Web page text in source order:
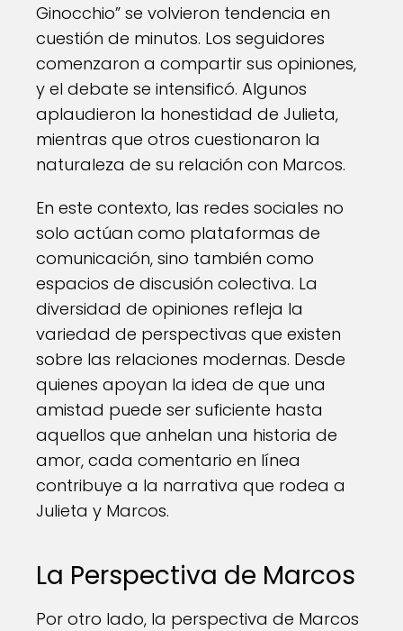
Ginocchio” se volvieron tendencia en
cuestión de minutos. Los seguidores
comenzaron a compartir sus opiniones,
y el debate se intensificó. Algunos
aplaudieron la honestidad de Julieta,
mientras que otros cuestionaron la
naturaleza de su relación con Marcos.
En este contexto, las redes sociales no
solo actúan como plataformas de
comunicación, sino también como
espacios de discusión colectiva. La
diversidad de opiniones refleja la
variedad de perspectivas que existen
sobre las relaciones modernas. Desde
quienes apoyan la idea de que una
amistad puede ser suficiente hasta
aquellos que anhelan una historia de
amor, cada comentario en línea
contribuye a la narrativa que rodea a
Julieta y Marcos.
La Perspectiva de Marcos
Por otro lado, la perspectiva de Marcos